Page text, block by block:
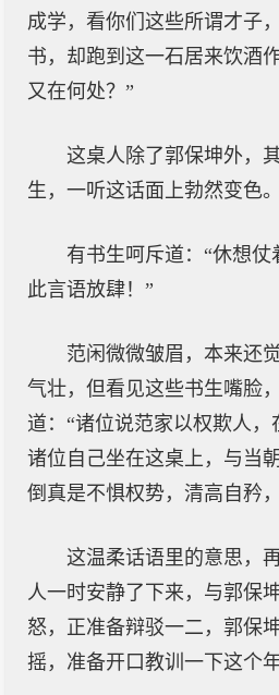
成学，看你们这些所谓才子
书，却跑到这一石居来饮酒
又在何处？”
这桌人除了郭保坤外，
生，一听这话面上勃然变色。
有书生呵斥道：“休想
此言语放肆！”
范闲微微皱眉，本来还
气壮，但看见这些书生嘴脸
道：“诸位说范家以权欺人
诸位自己坐在这桌上，与当
倒真是不惧权势，清高自矜
这温柔话语里的意思，
人一时安静了下来，与郭保
怒，正准备辩驳一二，郭保
摇，准备开口教训一下这个年